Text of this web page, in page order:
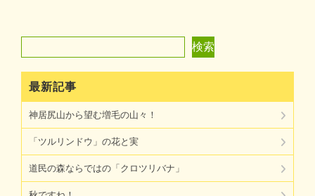
検索
最新記事
神居尻山から望む増毛の山々！
「ツルリンドウ」の花と実
道民の森ならではの「クロツリバナ」